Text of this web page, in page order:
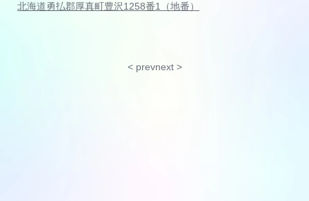
北海道勇払郡厚真町豊沢1258番1（地番）
< prevnext >